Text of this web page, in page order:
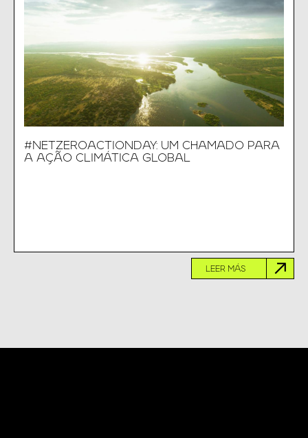
#NETZEROACTIONDAY: UM CHAMADO PARA
A AÇÃO CLIMÁTICA GLOBAL
LEER MÁS